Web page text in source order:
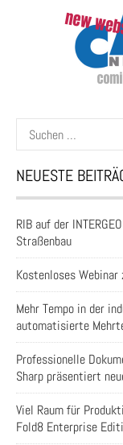
Suchen
nach:
NEUESTE
RIB auf der
Straßenbau
Kostenloses Webinar
Mehr Tempo in der
automatisierte
Professionelle
Sharp präsentiert
Viel Raum für
Fold8 Enterprise